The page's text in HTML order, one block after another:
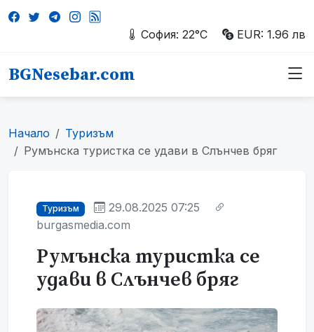
София: 22°C EUR: 1.96 лв
BGNesebar.com
Начало
Туризъм
Румънска туристка се удави в Слънчев бряг
Туризъм
29.08.2025 07:25
burgasmedia.com
Румънска туристка се
удави в Слънчев бряг